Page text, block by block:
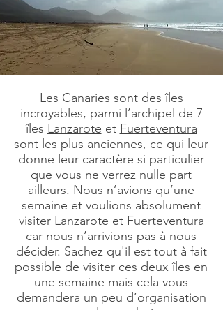
Les Canaries sont des îles
incroyables, parmi l’archipel de 7
îles Lanzarote et Fuerteventura
sont les plus anciennes, ce qui leur
donne leur caractère si particulier
que vous ne verrez nulle part
ailleurs. Nous n’avions qu’une
semaine et voulions absolument
visiter Lanzarote et Fuerteventura
car nous n’arrivions pas à nous
décider. Sachez qu'il est tout à fait
possible de visiter ces deux îles en
une semaine mais cela vous
demandera un peu d’organisation